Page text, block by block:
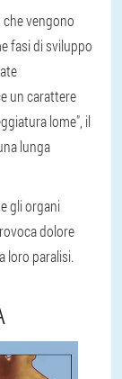
vengono
fasi di sviluppo
un carattere
lome", il
lunga
gli organi
dolore
loro paralisi.